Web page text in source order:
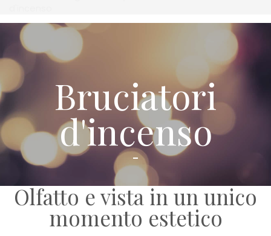
Bruciatori
d'incenso
Olfatto e vista in un unico
momento estetico